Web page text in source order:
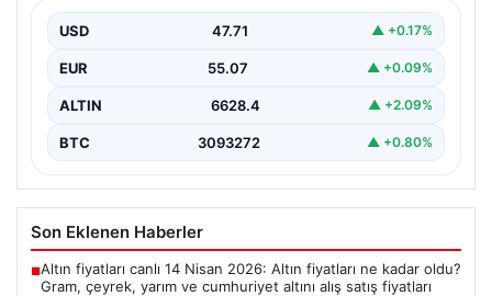
USD 47.71 ▲ +0.17%
EUR 55.07 ▲ +0.09%
ALTIN 6628.4 ▲ +2.09%
BTC 3093272 ▲ +0.80%
Son Eklenen Haberler
■Altın fiyatları canlı 14 Nisan 2026: Altın fiyatları ne kadar oldu?
Gram, çeyrek, yarım ve cumhuriyet altını alış satış fiyatları